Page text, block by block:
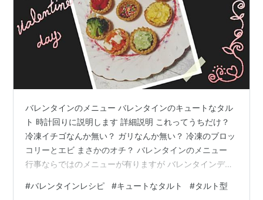
バレンタインのメニュー バレンタインのキュートなタル
ト 時計回りに説明します 詳細説明 これってうちだけ？
冷凍イチゴなんか無い？ ガリなんか無い？ 冷凍のブロッ
コリーとエビ まさかのオチ？ バレンタインのメニュー
行事ならではのメニューが有りますが バレンタインデー
浮かびません。 私がイメージするのは ラブリーでキュー
#バレンタインレシピ #キュートなタルト #タルト型